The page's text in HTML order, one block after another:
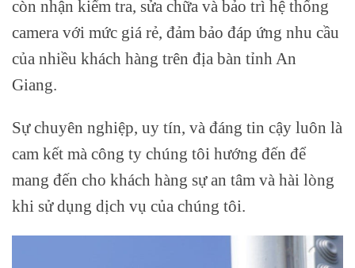
còn nhận kiểm tra, sửa chữa và bảo trì hệ thống
camera với mức giá rẻ, đảm bảo đáp ứng nhu cầu
của nhiều khách hàng trên địa bàn tỉnh An
Giang.
Sự chuyên nghiệp, uy tín, và đáng tin cậy luôn là
cam kết mà công ty chúng tôi hướng đến để
mang đến cho khách hàng sự an tâm và hài lòng
khi sử dụng dịch vụ của chúng tôi.